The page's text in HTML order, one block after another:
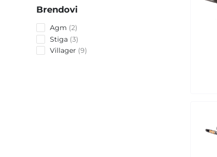
Brendovi
Agm 22
products
Stiga 33
products
Villager 99